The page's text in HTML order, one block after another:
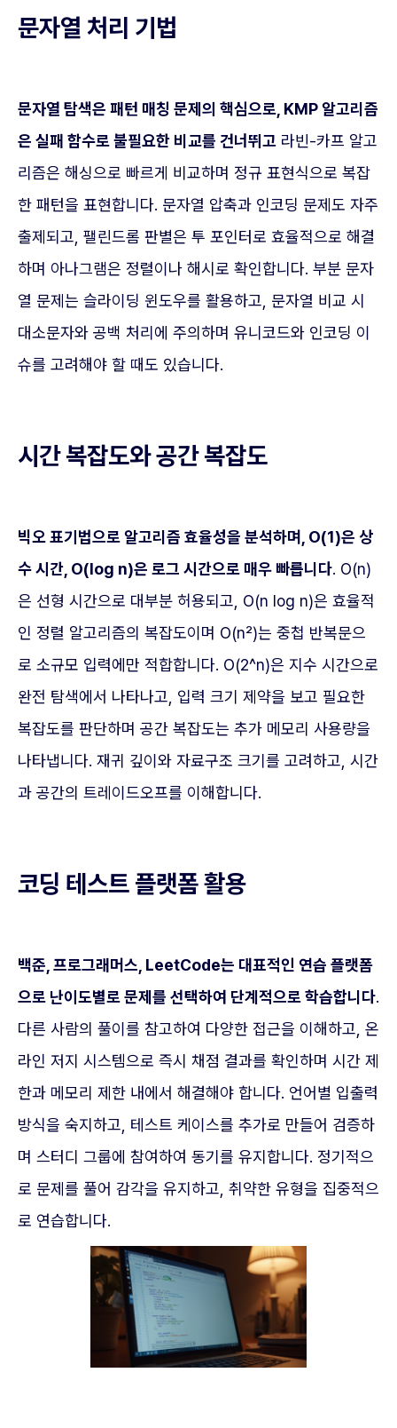
문자열 처리 기법
문자열 탐색은 패턴 매칭 문제의 핵심으로, KMP 알고리즘
은 실패 함수로 불필요한 비교를 건너뛰고 라빈-카프 알고
리즘은 해싱으로 빠르게 비교하며 정규 표현식으로 복잡
한 패턴을 표현합니다. 문자열 압축과 인코딩 문제도 자주
출제되고, 팰린드롬 판별은 투 포인터로 효율적으로 해결
하며 아나그램은 정렬이나 해시로 확인합니다. 부분 문자
열 문제는 슬라이딩 윈도우를 활용하고, 문자열 비교 시
대소문자와 공백 처리에 주의하며 유니코드와 인코딩 이
슈를 고려해야 할 때도 있습니다.
시간 복잡도와 공간 복잡도
빅오 표기법으로 알고리즘 효율성을 분석하며, O(1)은 상
수 시간, O(log n)은 로그 시간으로 매우 빠릅니다. O(n)
은 선형 시간으로 대부분 허용되고, O(n log n)은 효율적
인 정렬 알고리즘의 복잡도이며 O(n²)는 중첩 반복문으
로 소규모 입력에만 적합합니다. O(2^n)은 지수 시간으로
완전 탐색에서 나타나고, 입력 크기 제약을 보고 필요한
복잡도를 판단하며 공간 복잡도는 추가 메모리 사용량을
나타냅니다. 재귀 깊이와 자료구조 크기를 고려하고, 시간
과 공간의 트레이드오프를 이해합니다.
코딩 테스트 플랫폼 활용
백준, 프로그래머스, LeetCode는 대표적인 연습 플랫폼
으로 난이도별로 문제를 선택하여 단계적으로 학습합니다.
다른 사람의 풀이를 참고하여 다양한 접근을 이해하고, 온
라인 저지 시스템으로 즉시 채점 결과를 확인하며 시간 제
한과 메모리 제한 내에서 해결해야 합니다. 언어별 입출력
방식을 숙지하고, 테스트 케이스를 추가로 만들어 검증하
며 스터디 그룹에 참여하여 동기를 유지합니다. 정기적으
로 문제를 풀어 감각을 유지하고, 취약한 유형을 집중적으
로 연습합니다.